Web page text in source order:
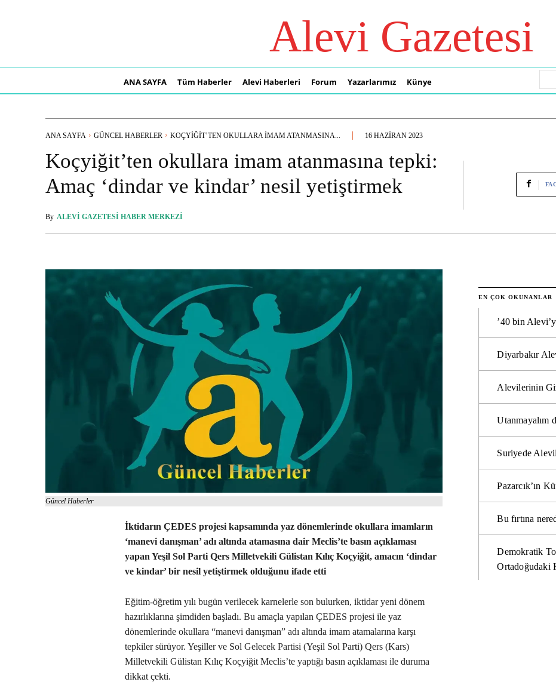
Alevi Gazetesi
ANA SAYFA Tüm Haberler Alevi Haberleri Forum Yazarlarımız Künye
ANA SAYFA GÜNCEL HABERLER KOÇYIĞIT’TEN OKULLARA IMAM ATANMASINA... 16 HAZIRAN 2023
Koçyiğit’ten okullara imam atanmasına tepki:
Amaç ‘dindar ve kindar’ nesil yetiştirmek
By ALEVI GAZETESI HABER MERKEZI
Güncel Haberler
İktidarın ÇEDES projesi kapsamında yaz dönemlerinde okullara imamların
‘manevi danışman’ adı altında atamasına dair Meclis’te basın açıklaması
yapan Yeşil Sol Parti Qers Milletvekili Gülistan Kılıç Koçyiğit, amacın ‘dindar
ve kindar’ bir nesil yetiştirmek olduğunu ifade etti
Eğitim-öğretim yılı bugün verilecek karnelerle son bulurken, iktidar yeni dönem
hazırlıklarına şimdiden başladı. Bu amaçla yapılan ÇEDES projesi ile yaz
dönemlerinde okullara “manevi danışman” adı altında imam atamalarına karşı
tepkiler sürüyor. Yeşiller ve Sol Gelecek Partisi (Yeşil Sol Parti) Qers (Kars)
Milletvekili Gülistan Kılıç Koçyiğit Meclis’te yaptığı basın açıklaması ile duruma
dikkat çekti.
EN ÇOK OKUNANLAR
’40 bin
Diyarbakır
Alevilerinin
Utanmayalım
Suriyede
Pazarcık’ın
Bu fırtına
Demokratik
Ortadoğudaki